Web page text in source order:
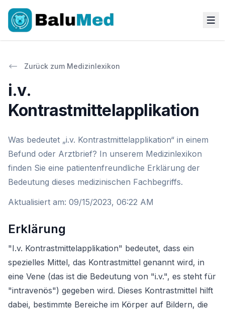
Zurück zum Medizinlexikon
i.v.
Kontrastmittelapplikation
Was bedeutet „i.v. Kontrastmittelapplikation“ in einem
Befund oder Arztbrief? In unserem Medizinlexikon
finden Sie eine patientenfreundliche Erklärung der
Bedeutung dieses medizinischen Fachbegriffs.
Aktualisiert am: 09/15/2023, 06:22 AM
Erklärung
"I.v. Kontrastmittelapplikation" bedeutet, dass ein
spezielles Mittel, das Kontrastmittel genannt wird, in
eine Vene (das ist die Bedeutung von "i.v.", es steht für
"intravenös") gegeben wird. Dieses Kontrastmittel hilft
dabei, bestimmte Bereiche im Körper auf Bildern, die